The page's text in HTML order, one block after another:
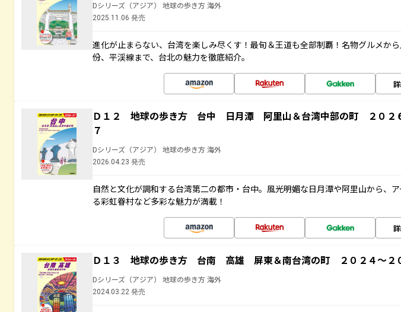
Dシリーズ（アジア） 地球の歩き方 海外
2025.11.06 発売
進化が止まらない、台湾を楽しみ尽くす！最旬＆王道も全部制覇！名物グルメか
份、平渓線まで、台北の魅力を徹底紹介。
Ｄ１２ 地球の歩き方 台中 日月潭 阿里山＆台湾中部の町 ２０２
７
Dシリーズ（アジア） 地球の歩き方 海外
2026.04.23 発売
自然と文化が調和する台湾第二の都市・台中。風光明媚な日月潭や阿里山から、
る彩虹眷村など多彩な魅力が満載！
Ｄ１３ 地球の歩き方 台南 高雄 屏東＆南台湾の町 ２０２４～２
Dシリーズ（アジア） 地球の歩き方 海外
2024.03.22 発売